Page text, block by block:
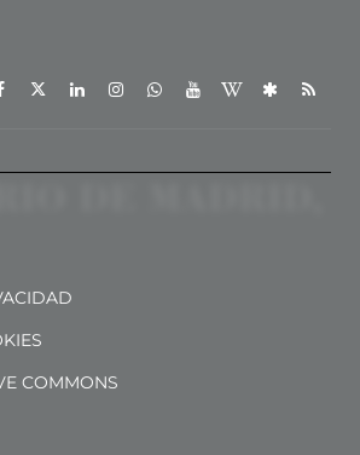
COMMONS